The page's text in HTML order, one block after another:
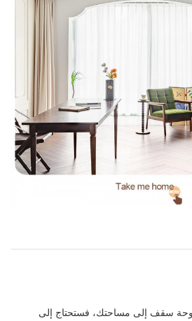
سقف إلى مساحتك، فستحتاج إلى